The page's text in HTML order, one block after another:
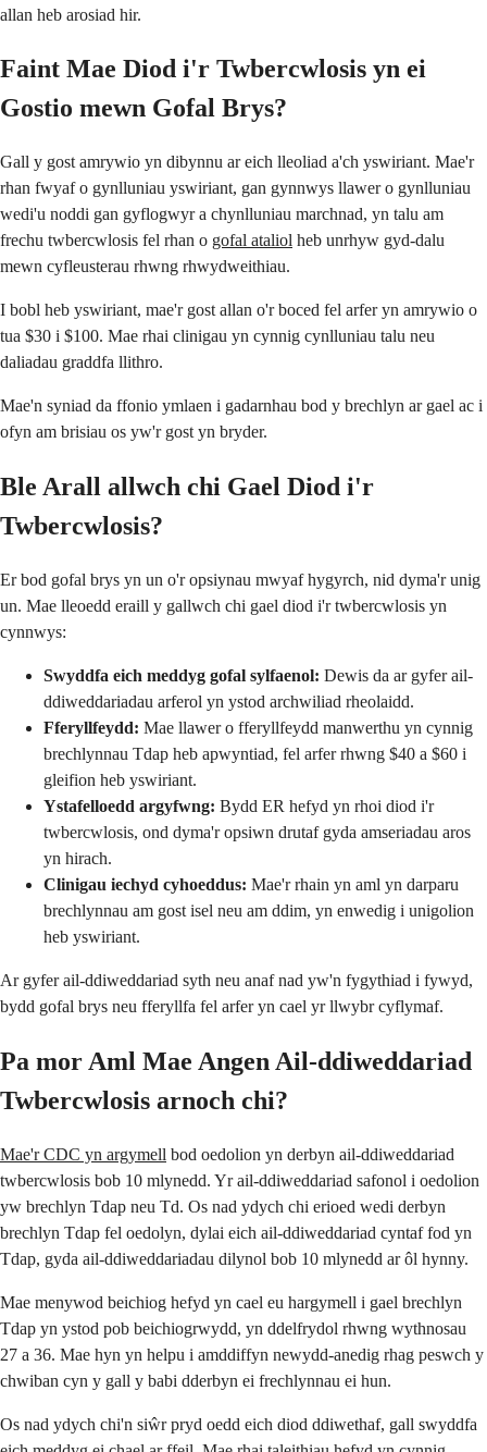
allan heb arosiad hir.
Faint Mae Diod i'r Twbercwlosis yn ei
Gostio mewn Gofal Brys?
Gall y gost amrywio yn dibynnu ar eich lleoliad a'ch yswiriant. Mae'r
rhan fwyaf o gynlluniau yswiriant, gan gynnwys llawer o gynlluniau
wedi'u noddi gan gyflogwyr a chynlluniau marchnad, yn talu am
frechu twbercwlosis fel rhan o gofal ataliol heb unrhyw gyd-dalu
mewn cyfleusterau rhwng rhwydweithiau.
I bobl heb yswiriant, mae'r gost allan o'r boced fel arfer yn amrywio o
tua $30 i $100. Mae rhai clinigau yn cynnig cynlluniau talu neu
daliadau graddfa llithro.
Mae'n syniad da ffonio ymlaen i gadarnhau bod y brechlyn ar gael ac i
ofyn am brisiau os yw'r gost yn bryder.
Ble Arall allwch chi Gael Diod i'r
Twbercwlosis?
Er bod gofal brys yn un o'r opsiynau mwyaf hygyrch, nid dyma'r unig
un. Mae lleoedd eraill y gallwch chi gael diod i'r twbercwlosis yn
cynnwys:
Swyddfa eich meddyg gofal sylfaenol: Dewis da ar gyfer ail-
ddiweddariadau arferol yn ystod archwiliad rheolaidd.
Fferyllfeydd: Mae llawer o fferyllfeydd manwerthu yn cynnig
brechlynnau Tdap heb apwyntiad, fel arfer rhwng $40 a $60 i
gleifion heb yswiriant.
Ystafelloedd argyfwng: Bydd ER hefyd yn rhoi diod i'r
twbercwlosis, ond dyma'r opsiwn drutaf gyda amseriadau aros
yn hirach.
Clinigau iechyd cyhoeddus: Mae'r rhain yn aml yn darparu
brechlynnau am gost isel neu am ddim, yn enwedig i unigolion
heb yswiriant.
Ar gyfer ail-ddiweddariad syth neu anaf nad yw'n fygythiad i fywyd,
bydd gofal brys neu fferyllfa fel arfer yn cael yr llwybr cyflymaf.
Pa mor Aml Mae Angen Ail-ddiweddariad
Twbercwlosis arnoch chi?
Mae'r CDC yn argymell bod oedolion yn derbyn ail-ddiweddariad
twbercwlosis bob 10 mlynedd. Yr ail-ddiweddariad safonol i oedolion
yw brechlyn Tdap neu Td. Os nad ydych chi erioed wedi derbyn
brechlyn Tdap fel oedolyn, dylai eich ail-ddiweddariad cyntaf fod yn
Tdap, gyda ail-ddiweddariadau dilynol bob 10 mlynedd ar ôl hynny.
Mae menywod beichiog hefyd yn cael eu hargymell i gael brechlyn
Tdap yn ystod pob beichiogrwydd, yn ddelfrydol rhwng wythnosau
27 a 36. Mae hyn yn helpu i amddiffyn newydd-anedig rhag peswch y
chwiban cyn y gall y babi dderbyn ei frechlynnau ei hun.
Os nad ydych chi'n siŵr pryd oedd eich diod ddiwethaf, gall swyddfa